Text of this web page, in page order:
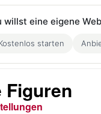
willst eine eigene
starten